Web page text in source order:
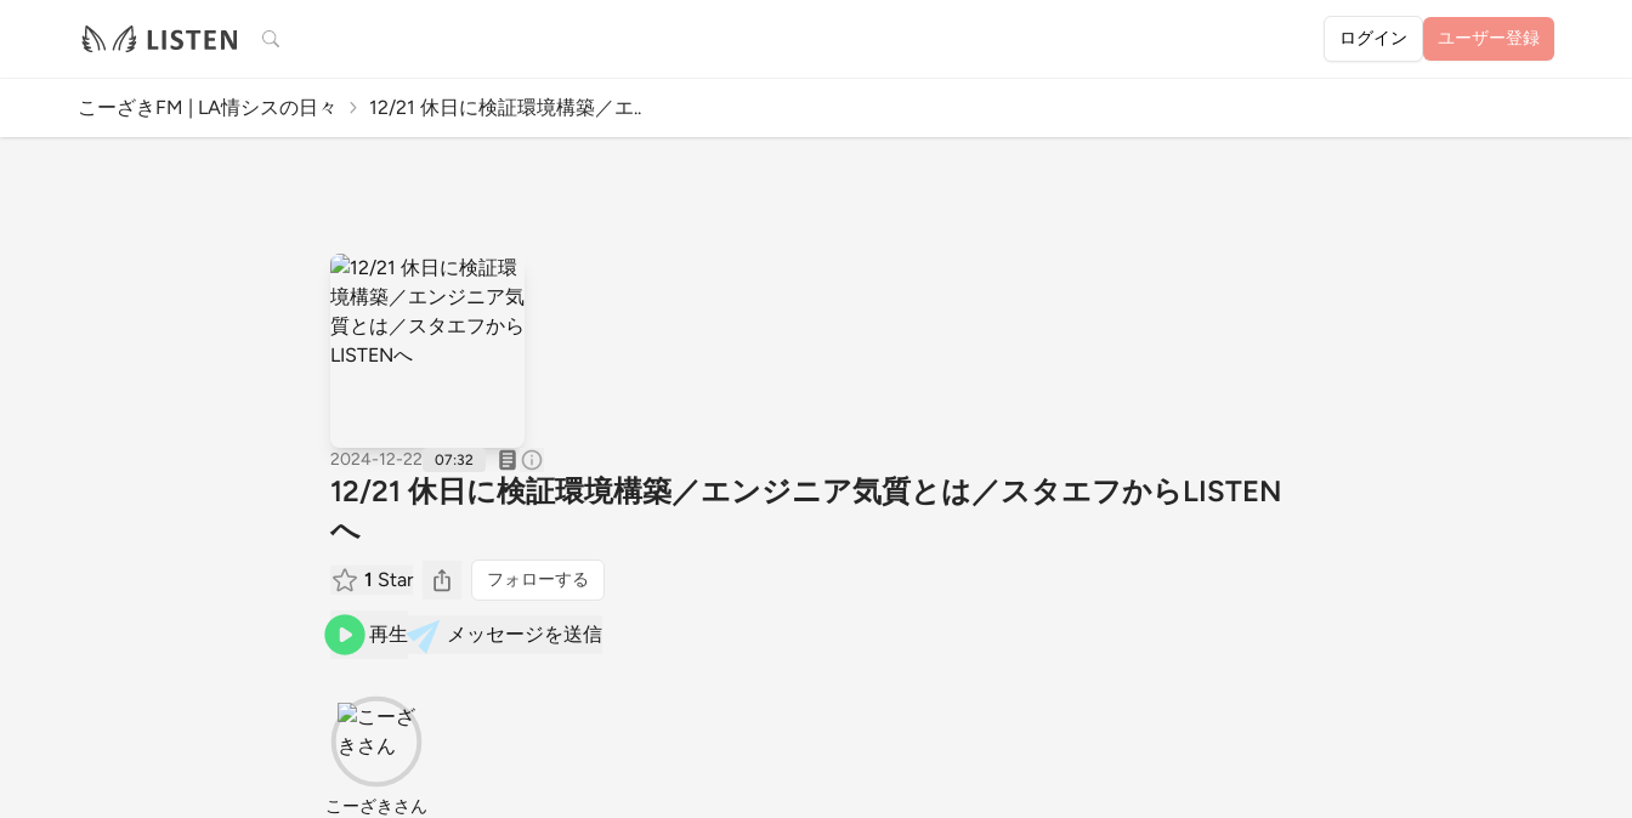
検索 ログイン ユーザー登録
こーざきFM | LA情シスの日々 12/21 休日に検証環境構築／エ..
2024-12-22 07:32
12/21 休日に検証環境構築／エンジニア気質とは／スタエフからLISTEN
へ
1 Star フォローする
再生 メッセージを送信
こーざきさん